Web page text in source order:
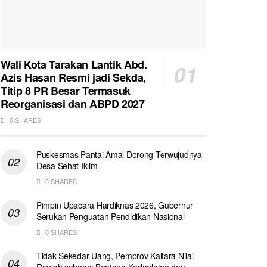
Wali Kota Tarakan Lantik Abd.
Azis Hasan Resmi jadi Sekda,
Titip 8 PR Besar Termasuk
Reorganisasi dan ABPD 2027
0 SHARES
Puskesmas Pantai Amal Dorong Terwujudnya
Desa Sehat Iklim
0 SHARES
Pimpin Upacara Hardiknas 2026, Gubernur
Serukan Penguatan Pendidikan Nasional
0 SHARES
Tidak Sekedar Uang, Pemprov Kaltara Nilai